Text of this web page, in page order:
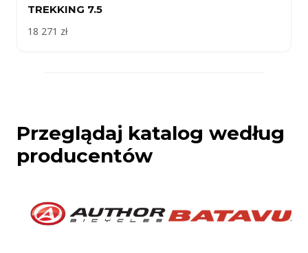
TREKKING 7.5
18 271 zł
Przeglądaj katalog według
producentów